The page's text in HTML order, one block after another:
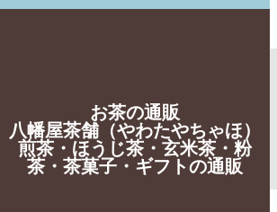
お茶の通販
八幡屋茶舗（やわたやちゃほ）
煎茶・ほうじ茶・玄米茶・粉
茶・茶菓子・ギフトの通販